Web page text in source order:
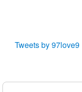
Tweets by 97love9